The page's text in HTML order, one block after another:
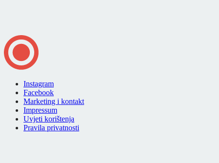
Instagram
Facebook
Marketing i kontakt
Impressum
Uvjeti korištenja
Pravila privatnosti